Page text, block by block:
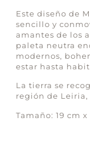
Este diseño de
sencillo y
amantes de los
paleta neutra
modernos,
estar hasta
La tierra se
región de Leiria,
Tamaño: 19 cm